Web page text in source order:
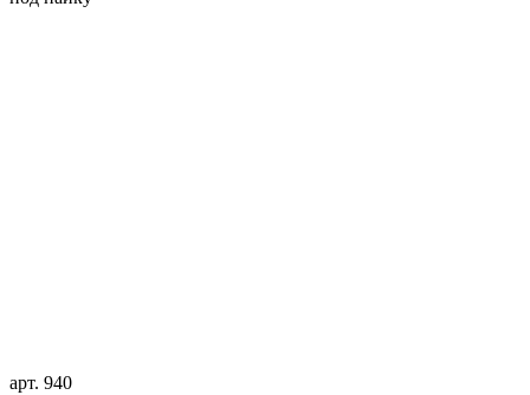
арт. 940